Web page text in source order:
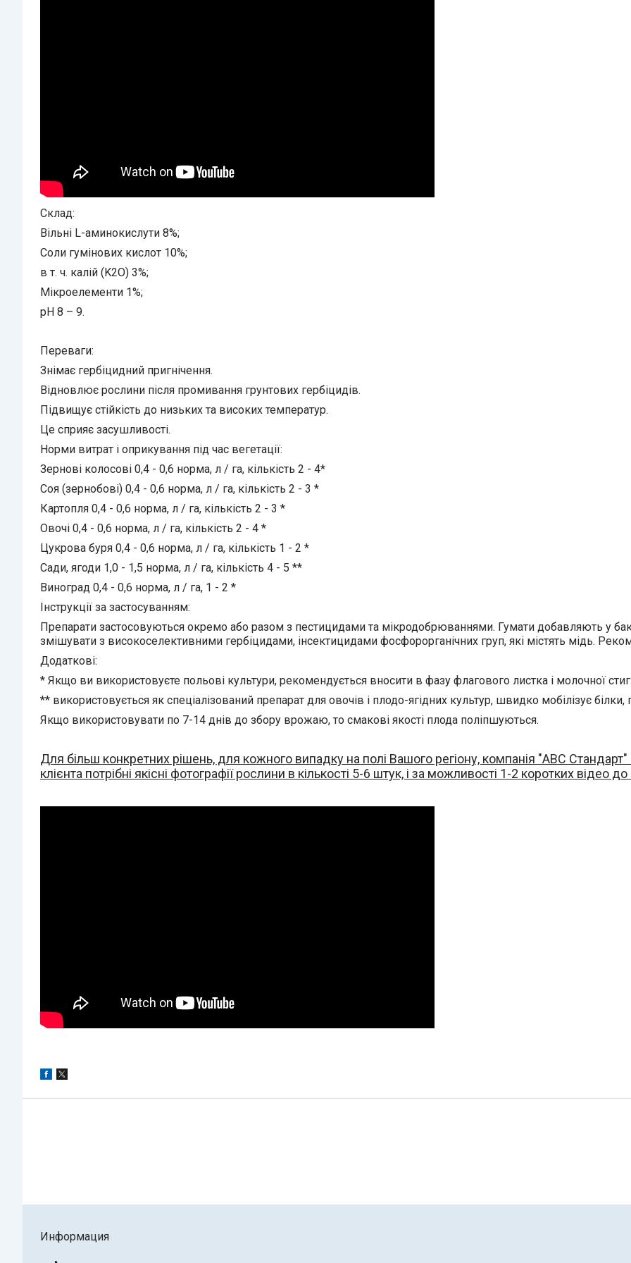
Склад:
Вільні L-аминокислути 8%;
Соли гумiнових кислот 10%;
в т. ч. калій (K2O) 3%;
Мікроелементи 1%;
pH 8 – 9.
Переваги:
Знімає гербіцидний пригнічення.
Відновлює рослини після промивання грунтових гербіцидів.
Підвищує стійкість до низьких та високих температур.
Це сприяє засушливості.
Норми витрат і оприкування під час вегетації:
Зернові колосові 0,4 - 0,6 норма, л / га, кількість 2 - 4*
Соя (зернобові) 0,4 - 0,6 норма, л / га, кількість 2 - 3 *
Картопля 0,4 - 0,6 норма, л / га, кількість 2 - 3 *
Овочі 0,4 - 0,6 норма, л / га, кількість 2 - 4 *
Цукрова буря 0,4 - 0,6 норма, л / га, кількість 1 - 2 *
Сади, ягоди 1,0 - 1,5 норма, л / га, кількість 4 - 5 **
Виноград 0,4 - 0,6 норма, л / га, 1 - 2 *
Інструкції за застосуванням:
Препарати застосовуються окремо або разом з пестицидами та мікродобрюваннями. Гумати добавляють у
змішувати з високоселективними гербіцидами, інсектицидами фосфорорганічних груп, які містять мідь.
Додаткові:
* Якщо ви використовуєте польові культури, рекомендується вносити в фазу флагового листка і молочної
** використовується як спеціалізований препарат для овочів і плодо-ягідних культур, швидко мобілізує
Якщо використовувати по 7-14 днів до збору врожаю, то смакові якості плода поліпшуються.
Для більш конкретних рішень, для кожного випадку на полі Вашого регіону, компанія "АВС Стандарт"
клієнта потрібні якісні фотографії рослини в кількості 5-6 штук, і за можливості 1-2 коротких відео
Информация